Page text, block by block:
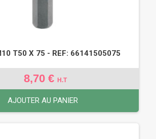
T50 X 75 - REF: 66141505075
8,70 € H.T
AJOUTER AU PANIER